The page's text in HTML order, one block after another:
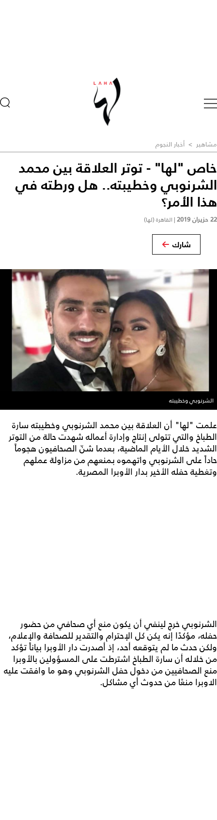
مشاهير > أخبار النجوم
خاص "لها" - توتر العلاقة بين محمد
الشرنوبي وخطيبته.. هل ورطته في
هذا الأمر؟
22 حزيران 2019 | القاهرة (لها)
شارك
الشرنوبي وخطيبته
علمت "لها" أن العلاقة بين محمد الشرنوبي وخطيبته سارة
الطباخ والتي تتولى إنتاج وإدارة أعماله شهدت حالة من التوتر
الشديد خلال الأيام الماضية، بعدما شنّ الصحافيون هجوماً
حاداً على الشرنوبي واتهموه بمنعهم من مزاولة عملهم
وتغطية حفله الأخير بدار الأوبرا المصرية.
الشرنوبي خرج لينفي أن يكون منع أي صحافي من حضور
حفله، مؤكدًا إنه يكن كل الإحترام والتقدير للصحافة والإعلام،
ولكن حدث ما لم يتوقعه أحد، إذ أصدرت دار الأوبرا بياناً تؤكد
من خلاله أن سارة الطباخ اشترطت على المسؤولين بالأوبرا
منع الصحافيين من دخول حفل الشرنوبي وهو ما وافقت عليه
الاوبرا منعًا من حدوث أي مشاكل.